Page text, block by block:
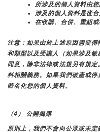
所涉及的個人資料由您
涉及的個人資料是從
在收購、合併、重組
注意：如果由於上述原因需要
和類型以及受讓人（如果涉及
同意，除非法律或法規另有規
料相關義務。如果我們破產或
匿名化您的個人資料。
（4） 公開揭露
原則上，我們不會向公眾或未